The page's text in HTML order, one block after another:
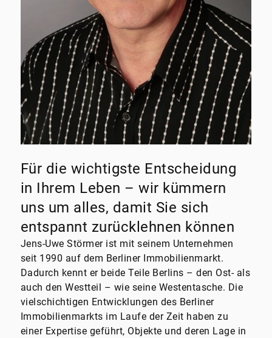
Für die wichtigste Entscheidung
in Ihrem Leben – wir kümmern
uns um alles, damit Sie sich
entspannt zurücklehnen können
Jens-Uwe Störmer ist mit seinem Unternehmen
seit 1990 auf dem Berliner Immobilienmarkt.
Dadurch kennt er beide Teile Berlins – den Ost- als
auch den Westteil – wie seine Westentasche. Die
vielschichtigen Entwicklungen des Berliner
Immobilienmarkts im Laufe der Zeit haben zu
einer Expertise geführt, Objekte und deren Lage in